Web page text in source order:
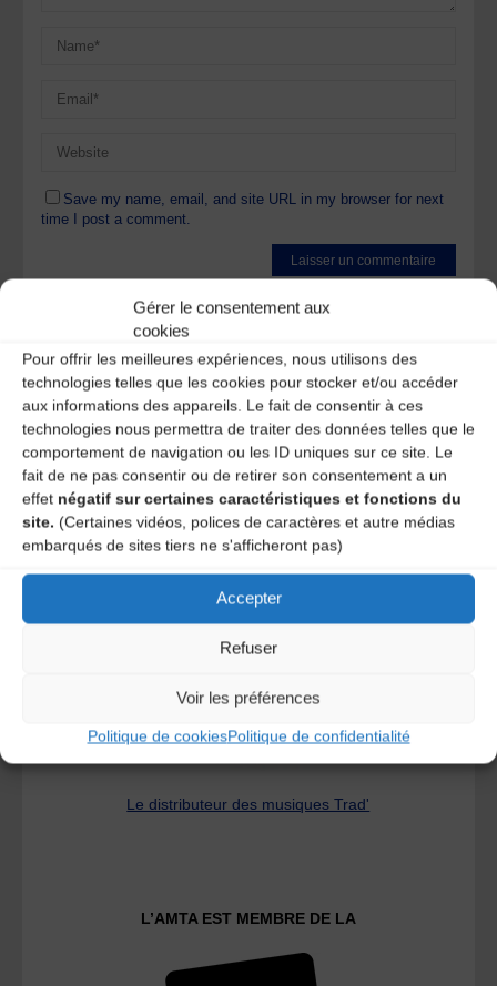
Gérer le consentement aux
cookies
Pour offrir les meilleures expériences, nous utilisons des
technologies telles que les cookies pour stocker et/ou accéder
aux informations des appareils. Le fait de consentir à ces
technologies nous permettra de traiter des données telles que le
comportement de navigation ou les ID uniques sur ce site. Le
fait de ne pas consentir ou de retirer son consentement a un
effet négatif sur certaines caractéristiques et fonctions du
site. (Certaines vidéos, polices de caractères et autre médias
embarqués de sites tiers ne s'afficheront pas)
Accepter
Refuser
Voir les préférences
Politique de cookiesPolitique de confidentialité
Save my name, email, and site URL in my browser for next
time I post a comment.
Ce site utilise Akismet pour réduire les indésirables.
savoir plus sur la façon dont les données de vos
A DECOUVRIR :
Le distributeur des musiques Trad'
L’AMTA EST MEMBRE DE LA